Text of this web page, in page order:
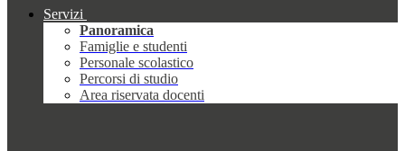
Servizi
Panoramica
Famiglie e studenti
Personale scolastico
Percorsi di studio
Area riservata docenti